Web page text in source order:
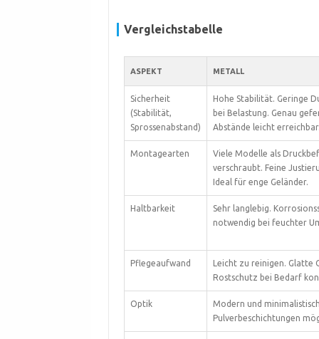
Vergleichstabelle
ASPEKT METALL
Sicherheit
(Stabilität,
Sprossenabstand)
Hohe Stabilität. Geringe
bei Belastung. Genau
Abstände leicht
Montagearten
Viele Modelle als
verschraubt. Feine
Ideal für enge Geländer.
Haltbarkeit
Sehr langlebig.
notwendig bei feuchter
Pflegeaufwand
Leicht zu reinigen. Glatte
Rostschutz bei Bedarf
Optik
Modern und
Pulverbeschichtungen